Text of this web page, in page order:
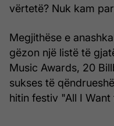
vërtetë? Nuk kam
Megjithëse e
gëzon një listë të
Music Awards, 20
sukses të
hitin festiv "All I